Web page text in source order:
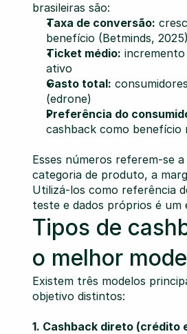
brasileiras são:
Taxa de conversão:
benefício (Betminds, 2025)
Ticket médio: incremento
ativo
Gasto total:
(edrone)
Preferência do
cashback como
Esses números referem-se
categoria de produto, a
Utilizá-los como referência
teste e dados próprios é um
Tipos de
o melhor
Existem três modelos
objetivo distintos:
1. Cashback direto (crédito